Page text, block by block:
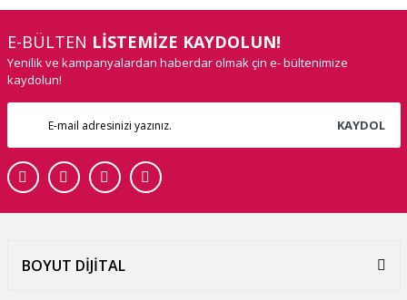
E-BÜLTEN LİSTEMİZE KAYDOLUN!
Yenilik ve kampanyalardan haberdar olmak çin e- bültenimize
kaydolun!
KAYDOL
BOYUT DİJİTAL